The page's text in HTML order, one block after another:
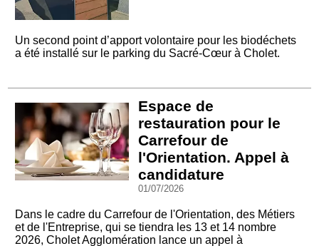
Un second point d’apport volontaire pour les biodéchets
a été installé sur le parking du Sacré-Cœur à Cholet.
Espace de
restauration pour le
Carrefour de
l'Orientation. Appel à
candidature
01/07/2026
Dans le cadre du Carrefour de l'Orientation, des Métiers
et de l'Entreprise, qui se tiendra les 13 et 14 nombre
2026, Cholet Agglomération lance un appel à